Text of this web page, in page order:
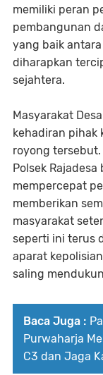
memiliki peran
pembangunan
yang baik
diharapkan
sejahtera.
Masyarakat
kehadiran pihak
royong
Polsek
mempercepat
memberikan
masyarakat
seperti ini terus
aparat
saling
Baca Juga :
Purwaharja
C3 dan Jaga